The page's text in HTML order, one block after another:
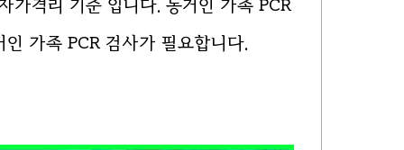
가격리 기준 입니다. 동거인 가족 PCR
가족 PCR 검사가 필요합니다.